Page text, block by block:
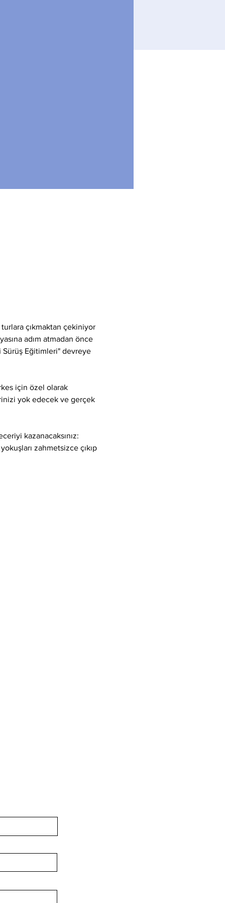
çıkmaktan çekiniyor
adım atmadan önce
Sürüş Eğitimleri" devreye
için özel olarak
yok edecek ve gerçek
kazanacaksınız:
zahmetsizce çıkıp